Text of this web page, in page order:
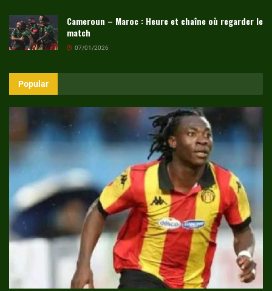
Cameroun – Maroc : Heure et chaîne où regarder le
match
07/01/2026
Popular